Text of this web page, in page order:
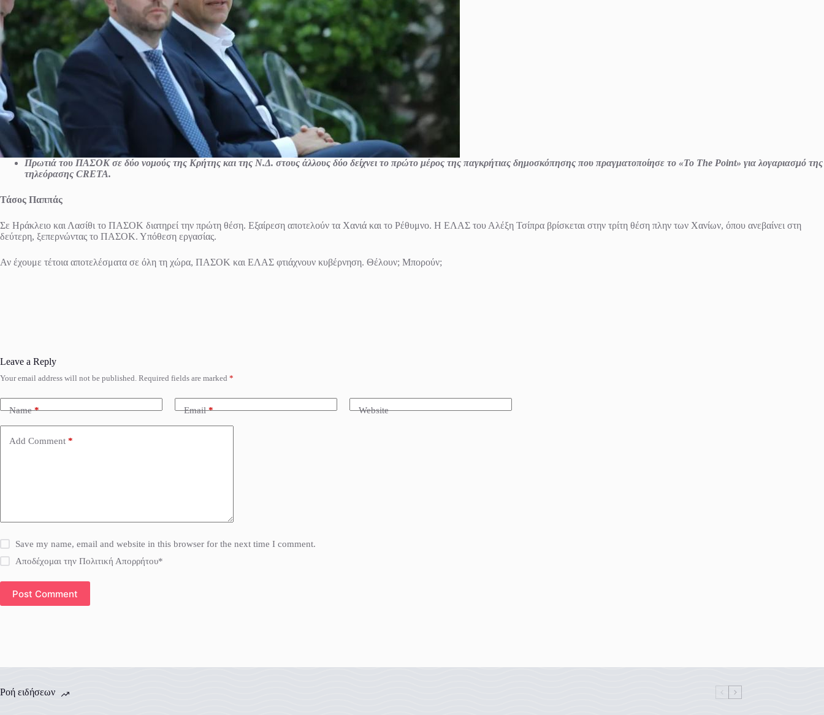
Πρωτιά του ΠΑΣΟΚ σε δύο νομούς της Κρήτης και της Ν.Δ. στους άλλους δύο δείχνει το πρώτο μέρος της παγκρήτιας δημοσκόπησης που πραγματοποίησε τo «Το The Point» για λογαριασμό της
τηλεόρασης CRETA.
Τάσος Παππάς
Σε Ηράκλειο και Λασίθι το ΠΑΣΟΚ διατηρεί την πρώτη θέση. Εξαίρεση αποτελούν τα Χανιά και το Ρέθυμνο. Η ΕΛΑΣ του Αλέξη Τσίπρα βρίσκεται στην τρίτη θέση πλην των Χανίων, όπου ανεβαίνει στη
δεύτερη, ξεπερνώντας το ΠΑΣΟΚ. Υπόθεση εργασίας.
Αν έχουμε τέτοια αποτελέσματα σε όλη τη χώρα, ΠΑΣΟΚ και ΕΛΑΣ φτιάχνουν κυβέρνηση. Θέλουν; Μπορούν;
Leave a Reply
Your email address will not be published. Required fields are marked *
Name* Email* Website
Add Comment *
Save my name, email and website in this browser for the next time I comment.
Αποδέχομαι την Πολιτική Απορρήτου*
Post Comment
Ροή ειδήσεων